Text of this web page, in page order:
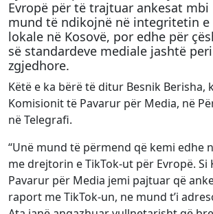
Evropë për të trajtuar ankesat
mund të ndikojnë në integritetin e
lokale në Kosovë, por edhe për
së standardeve mediale jashtë
zgjedhore.
Këtë e ka bërë të ditur Besnik Berisha,
Komisionit të Pavarur për Media, në
në Telegrafi.
“Unë mund të përmend që kemi edhe
me drejtorin e TikTok-ut për Evropë. Si
Pavarur për Media jemi pajtuar që
raport me TikTok-un, ne mund t’i